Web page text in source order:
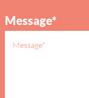
Message*